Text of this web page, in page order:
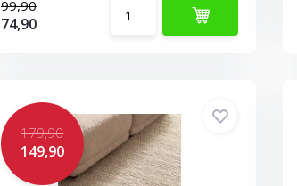
99,90
74,90
179,90
149,90